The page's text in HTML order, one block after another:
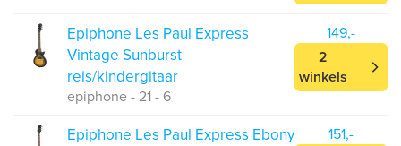
Epiphone Les Paul Express
Vintage Sunburst
reis/kindergitaar
epiphone - 21 - 6
149,-
2
winkels
Epiphone Les Paul Express Ebony
151,-